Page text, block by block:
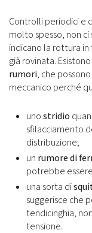
Controlli periodici e
molto spesso, non
indicano la rottura
già rovinata.
rumori, che
meccanico perché
unostridio
sfilacciamento
distribuzione;
un rumore di
potrebbe
una sorta di
suggerisce che
tendicinghia,
tensione.